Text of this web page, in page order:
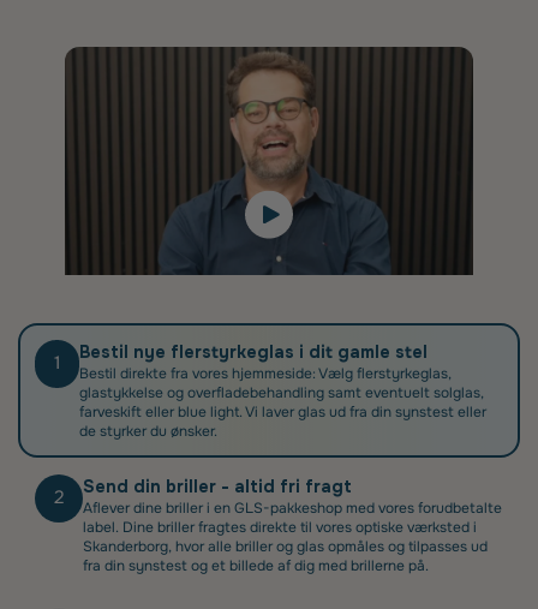
1 Bestil nye flerstyrkeglas i dit gamle stel
Bestil direkte fra vores hjemmeside: Vælg flerstyrkeglas,
glastykkelse og overflade­­behandling samt eventuelt solglas,
farveskift eller blue light. Vi laver glas ud fra din synstest eller
de styrker du ønsker.
2 Send din briller - altid fri fragt
Aflever dine briller i en GLS-pakkeshop med vores forud­betalte
label. Dine briller fragtes direkte til vores optiske værksted i
Skanderborg, hvor alle briller og glas opmåles og tilpasses ud
fra din synstest og et billede af dig med brillerne på.